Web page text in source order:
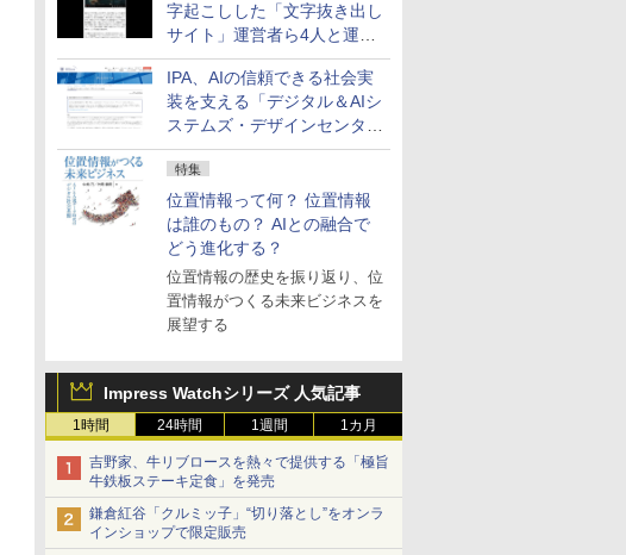
字起こしした「文字抜き出し
サイト」運営者ら4人と運営
法人に有罪判決
IPA、AIの信頼できる社会実
装を支える「デジタル＆AIシ
ステムズ・デザインセンタ
ー」新設
特集
位置情報って何？ 位置情報
は誰のもの？ AIとの融合で
どう進化する？
位置情報の歴史を振り返り、位
置情報がつくる未来ビジネスを
展望する
Impress Watchシリーズ 人気記事
1時間 24時間 1週間 1カ月
吉野家、牛リブロースを熱々で提供する「極旨
牛鉄板ステーキ定食」を発売
鎌倉紅谷「クルミッ子」“切り落とし”をオンラ
インショップで限定販売